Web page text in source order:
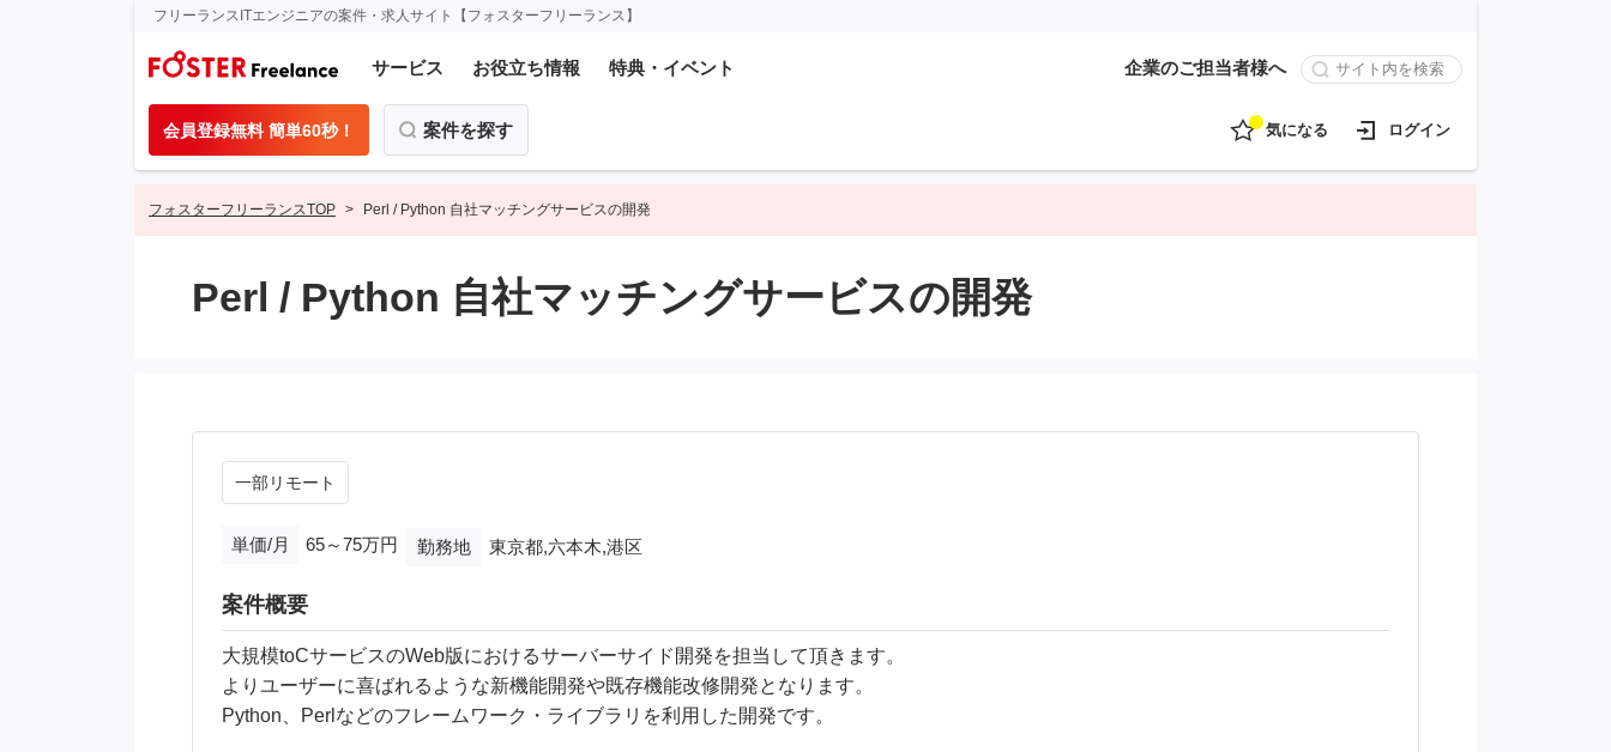
フリーランスITエンジニアの案件・求人サイト【フォスターフリーランス】
サービス お役立ち情報 特典・イベント 企業のご担当者様へ
会員登録無料 簡単60秒！ 案件を探す 気になる ログイン
フォスターフリーランスTOP Perl / Python 自社マッチングサービスの開発
Perl / Python 自社マッチングサービスの開発
一部リモート
単価/月 65～75万円 勤務地 東京都,六本木,港区
案件概要
大規模toCサービスのWeb版におけるサーバーサイド開発を担当して頂きます。
よりユーザーに喜ばれるような新機能開発や既存機能改修開発となります。
Python、Perlなどのフレームワーク・ライブラリを利用した開発です。